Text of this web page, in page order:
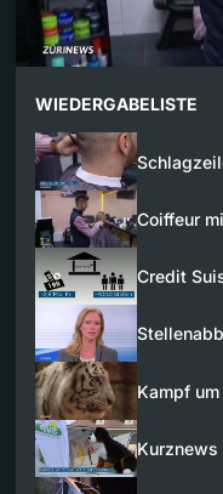
WIEDERGABELISTE
Coiffeur
Credit
Kampf
Kurznews